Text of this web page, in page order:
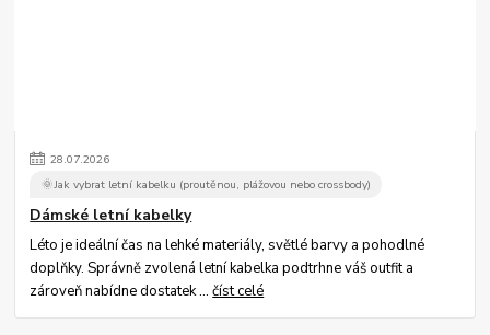
28.07.2026
🌞Jak vybrat letní kabelku (proutěnou, plážovou nebo crossbody)
Dámské letní kabelky
Léto je ideální čas na lehké materiály, světlé barvy a pohodlné
doplňky. Správně zvolená letní kabelka podtrhne váš outfit a
zároveň nabídne dostatek ...číst celé